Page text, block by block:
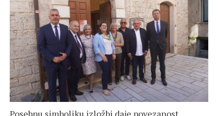
Posebnu simboliku izložbi daje povezanost